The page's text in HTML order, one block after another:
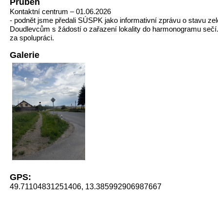
Průběh
Kontaktní centrum – 01.06.2026
- podnět jsme předali SÚSPK jako informativní zprávu o stavu
Doudlevcům s žádostí o zařazení lokality do harmonogramu
za spolupráci.
Galerie
GPS:
49.71104831251406, 13.385992906987667